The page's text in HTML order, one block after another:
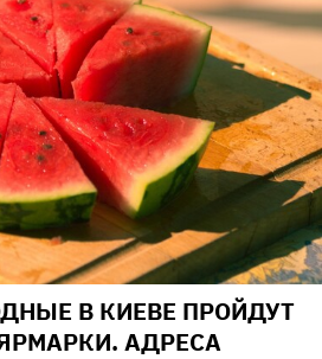
В КИЕВЕ ПРОЙДУТ
АДРЕСА